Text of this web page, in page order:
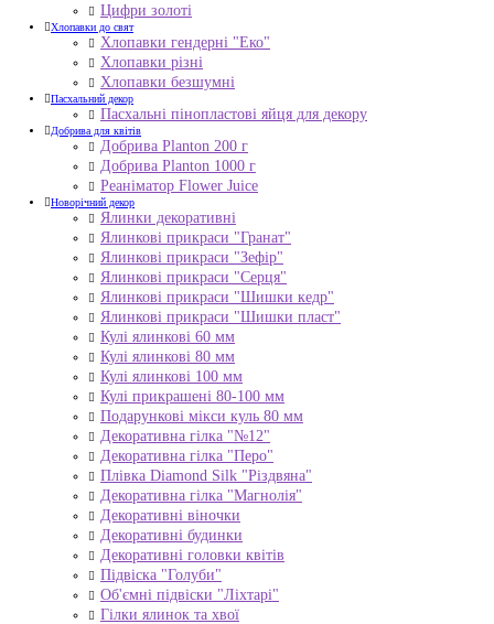
Цифри золоті
Хлопавки до свят
Хлопавки гендерні "Еко"
Хлопавки різні
Хлопавки безшумні
Пасхальний декор
Пасхальні пінопластові яйця для декору
Добрива для квітів
Добрива Planton 200 г
Добрива Planton 1000 г
Реаніматор Flower Juice
Новорічний декор
Ялинки декоративні
Ялинкові прикраси "Гранат"
Ялинкові прикраси "Зефір"
Ялинкові прикраси "Серця"
Ялинкові прикраси "Шишки кедр"
Ялинкові прикраси "Шишки пласт"
Кулі ялинкові 60 мм
Кулі ялинкові 80 мм
Кулі ялинкові 100 мм
Кулі прикрашені 80-100 мм
Подарункові мікси куль 80 мм
Декоративна гілка "№12"
Декоративна гілка "Перо"
Плівка Diamond Silk "Різдвяна"
Декоративна гілка "Магнолія"
Декоративні віночки
Декоративні будинки
Декоративні головки квітів
Підвіска "Голуби"
Об'ємні підвіски "Ліхтарі"
Гілки ялинок та хвої